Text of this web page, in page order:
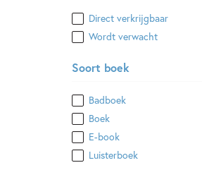
Direct verkrijgbaar
Wordt verwacht
Soort boek
Badboek
Boek
E-book
Luisterboek